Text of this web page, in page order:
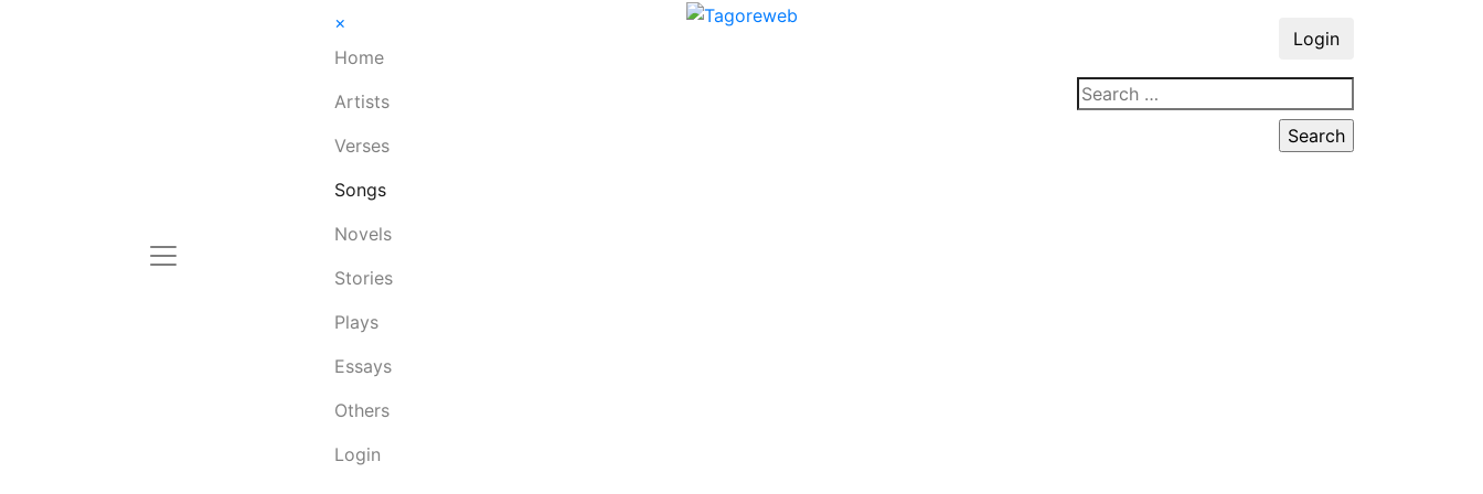
×
Home
Artists
Verses
Songs
Novels
Stories
Plays
Essays
Others
Login
Login